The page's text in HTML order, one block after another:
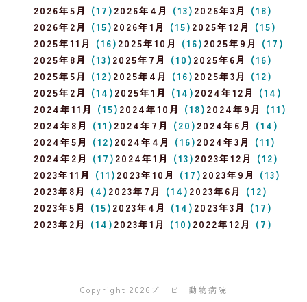
2026年5月 (17) 2026年4月 (13) 2026年3月 (18)
2026年2月 (15) 2026年1月 (15) 2025年12月 (15)
2025年11月 (16) 2025年10月 (16) 2025年9月 (17)
2025年8月 (13) 2025年7月 (10) 2025年6月 (16)
2025年5月 (12) 2025年4月 (16) 2025年3月 (12)
2025年2月 (14) 2025年1月 (14) 2024年12月 (14)
2024年11月 (15) 2024年10月 (18) 2024年9月 (11)
2024年8月 (11) 2024年7月 (20) 2024年6月 (14)
2024年5月 (12) 2024年4月 (16) 2024年3月 (11)
2024年2月 (17) 2024年1月 (13) 2023年12月 (12)
2023年11月 (11) 2023年10月 (17) 2023年9月 (13)
2023年8月 (4) 2023年7月 (14) 2023年6月 (12)
2023年5月 (15) 2023年4月 (14) 2023年3月 (17)
2023年2月 (14) 2023年1月 (10) 2022年12月 (7)
Copyright 2026 ブービー動物病院